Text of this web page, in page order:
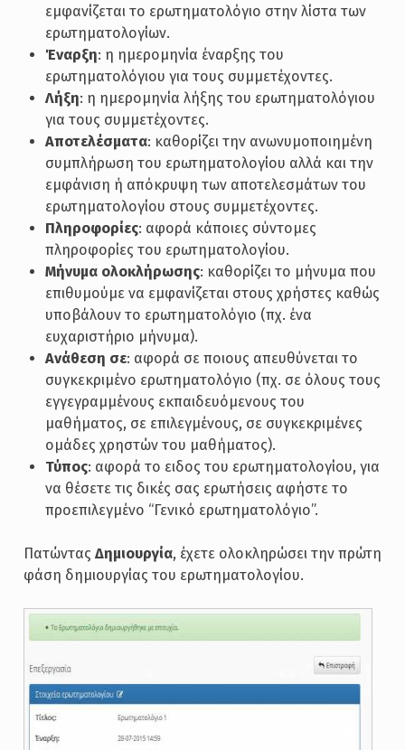
εμφανίζεται το ερωτηματολόγιο στην λίστα των
ερωτηματολογίων.
Έναρξη: η ημερομηνία έναρξης του
ερωτηματολόγιου για τους συμμετέχοντες.
Λήξη: η ημερομηνία λήξης του ερωτηματολόγιου
για τους συμμετέχοντες.
Αποτελέσματα: καθορίζει την ανωνυμοποιημένη
συμπλήρωση του ερωτηματολογίου αλλά και την
εμφάνιση ή απόκρυψη των αποτελεσμάτων του
ερωτηματολογίου στους συμμετέχοντες.
Πληροφορίες: αφορά κάποιες σύντομες
πληροφορίες του ερωτηματολογίου.
Μήνυμα ολοκλήρωσης: καθορίζει το μήνυμα που
επιθυμούμε να εμφανίζεται στους χρήστες καθώς
υποβάλουν το ερωτηματολόγιο (πχ. ένα
ευχαριστήριο μήνυμα).
Ανάθεση σε: αφορά σε ποιους απευθύνεται το
συγκεκριμένο ερωτηματολόγιο (πχ. σε όλους τους
εγγεγραμμένους εκπαιδευόμενους του
μαθήματος, σε επιλεγμένους, σε συγκεκριμένες
ομάδες χρηστών του μαθήματος).
Τύπος: αφορά το ειδος του ερωτηματολογίου, για
να θέσετε τις δικές σας ερωτήσεις αφήστε το
προεπιλεγμένο “Γενικό ερωτηματολόγιο”.
Πατώντας Δημιουργία, έχετε ολοκληρώσει την πρώτη
φάση δημιουργίας του ερωτηματολογίου.